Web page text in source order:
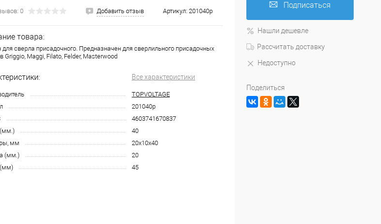
0 Добавить отзыв Артикул: 201040p
товара:
для сверла присадочного. Предназначен для сверлильного присадочных
Griggio, Maggi, Filato, Felder, Masterwood
Все характеристики
TOPVOLTAGE
201040p
4603741670837
40
мм
20x10x40
(мм.)
20
45
Подписаться
Нашли дешевле
Рассчитать доставку
Недоступно
Поделиться